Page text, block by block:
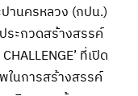
านครหลวง (กปน.)
ระกวดสร้างสรรค์
ที่เปิด
ในการสร้างสรรค์